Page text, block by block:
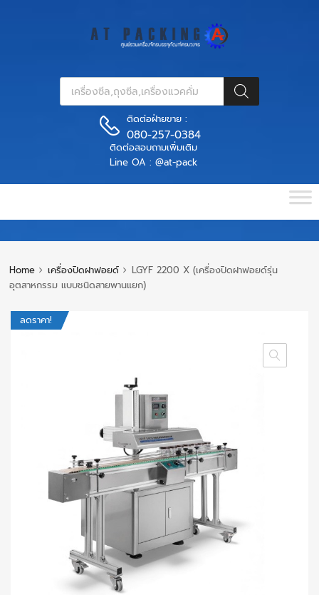
ติดต่อฝ่ายขาย :
080-257-0384
ติดต่อสอบถามเพิ่มเติม
Line OA : @at-pack
Home เครื่องปิดฝาฟอยด์
LGYF 2200 X (เครื่องปิดฝาฟอยด์รุ่น
อุตสาหกรรม แบบชนิดสายพานแยก)
ลดราคา!